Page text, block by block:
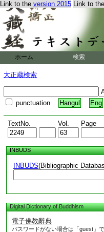
Link to the version 2015 Link to the
ホーム 検索
大正蔵検索
punctuation Hangul Eng
TextNo. Vol. Page
INBUDS
INBUDS(Bibliographic
Digital Dictionary of Buddhism
電子佛教辭典
パスワードがない場合は「guest」